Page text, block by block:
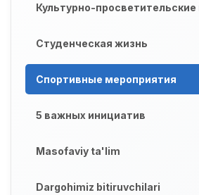
Культурно-
Студенческая жизнь
Спортивные мероприятия
5 важных инициатив
Masofaviy ta'lim
Dargohimiz bitiruvchilari